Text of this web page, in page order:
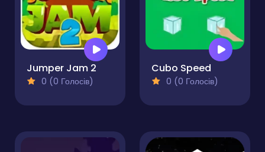
Jumper Jam 2
0 (0 Голосів)
Cubo Speed
0 (0 Голосів)